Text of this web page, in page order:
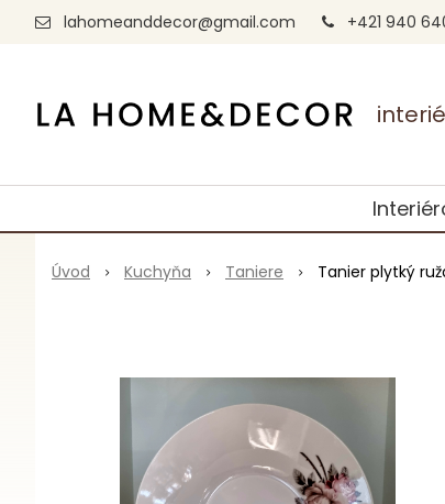
lahomeanddecor@gmail.com +421 940
Úvod Kuchyňa Taniere Tanier plytký